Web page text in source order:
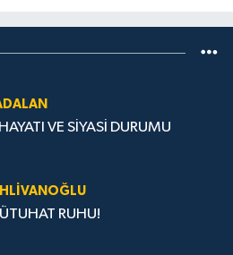
VE SİYASİ DURUMU
RUHU!